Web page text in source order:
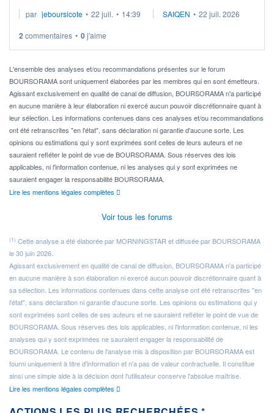
via un ETF plutôt que des actions individuelles.
Idéalement, je voudrais qu'il soit éligible au PEA.
Pour l' ...
par jeboursicote • 22 juil. • 14:39 SAIQEN • 22 juil. 2026
2 commentaires • 0j'aime
L'ensemble des analyses et/ou recommandations présentes sur le forum
BOURSORAMA sont uniquement élaborées par les membres qui en sont émetteurs.
Agissant exclusivement en qualité de canal de diffusion, BOURSORAMA n'a participé
en aucune manière à leur élaboration ni exercé aucun pouvoir discrétionnaire quant à
leur sélection. Les informations contenues dans ces analyses et/ou recommandations
ont été retranscrites "en l'état", sans déclaration ni garantie d'aucune sorte. Les
opinions ou estimations qui y sont exprimées sont celles de leurs auteurs et ne
sauraient refléter le point de vue de BOURSORAMA. Sous réserves des lois
applicables, ni l'information contenue, ni les analyses qui y sont exprimées ne
sauraient engager la responsabilité BOURSORAMA.
Lire les mentions légales complètes
Voir tous les forums
(1) Cette analyse a été élaborée par MORNINGSTAR et diffusée par BOURSORAMA
le 30 juin 2026.
Agissant exclusivement en qualité de canal de diffusion, BOURSORAMA n'a participé
en aucune manière à son élaboration ni exercé aucun pouvoir discrétionnaire quant à
sa sélection. Les informations contenues dans cette analyse ont été retranscrites "en
l'état", sans déclaration ni garantie d'aucune sorte. Les opinions ou estimations qui y
sont exprimées sont celles de ses auteurs et ne sauraient refléter le point de vue de
BOURSORAMA. Sous réserves des lois applicables, ni l'information contenue, ni les
analyses qui y sont exprimées ne sauraient engager la responsabilité de
BOURSORAMA. Le contenu de l'analyse mis à disposition par BOURSORAMA est
fourni uniquement à titre d'information et n'a pas de valeur contractuelle. Il constitue
ainsi une simple aide à la décision dont l'utilisateur conserve l'absolue maîtrise.
Lire les mentions légales complètes